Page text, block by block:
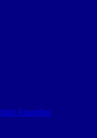
Anatoliei